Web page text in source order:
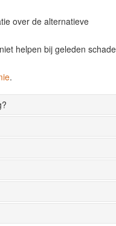
over de alternatieve
helpen bij geleden
.